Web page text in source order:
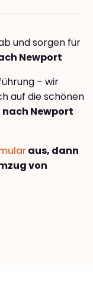
und sorgen für
Newport
– wir
auf die schönen
Newport
aus, dann
von